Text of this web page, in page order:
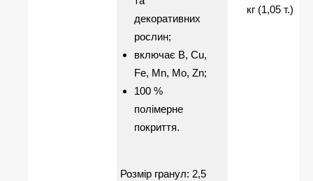
декоративних
рослин;
включає В, Сu,
Fe, Mn, Mo, Zn;
100 %
полімерне
покриття.
Розмір гранул: 2,5
кг (1,05 т.)